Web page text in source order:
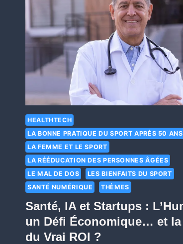
HEALTHTECH
LA BONNE PRATIQUE DU SPORT APRÈS 50 ANS
LA FEMME ET LE SPORT
LA RÉÉDUCATION DES PERSONNES ÂGÉES
LE MAL DE DOS
LES BIENFAITS DU SPORT
SANTÉ NUMÉRIQUE
THÈMES
Santé, IA et Startups :
un Défi Économique… et la
du Vrai ROI ?